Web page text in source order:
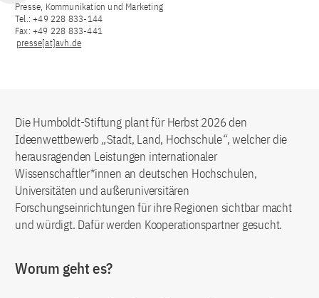
Presse, Kommunikation und Marketing
Tel.: +49 228 833-144
Fax: +49 228 833-441
presse[at]avh.de
Die Humboldt-Stiftung plant für Herbst 2026 den
Ideenwettbewerb „Stadt, Land, Hochschule“, welcher die
herausragenden Leistungen internationaler
Wissenschaftler*innen an deutschen Hochschulen,
Universitäten und außeruniversitären
Forschungseinrichtungen für ihre Regionen sichtbar macht
und würdigt. Dafür werden Kooperationspartner gesucht.
Worum geht es?